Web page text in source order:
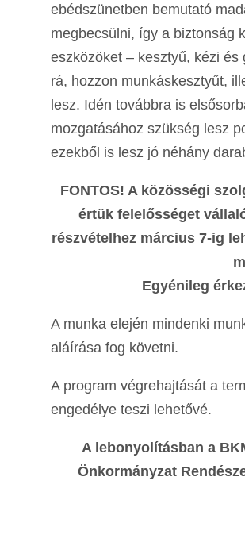
ebédszünetben bemutató
megbecsülni, így a biztonság
eszközöket – kesztyű, kézi
rá, hozzon munkáskesztyűt,
lesz. Idén továbbra is
mozgatásához szükség lesz
ezekből is lesz jó néhány
FONTOS! A közösségi
értük felelősséget
részvételhez március 7-ig
Egyénileg
A munka elején mindenki
aláírása fog követni.
A program végrehajtását a
engedélye teszi lehetővé.
A lebonyolításban a
Önkormányzat